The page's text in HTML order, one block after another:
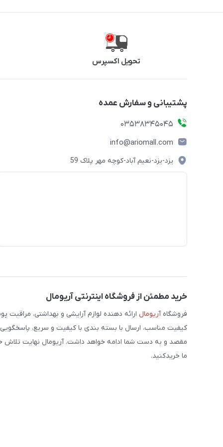
تحویل اکسپرس
پشتیبانی و سفارش عمده
03538345045
info@ariomall.com
یزد-یزد-نعیم آباد-کوچه مهر پلاک 59
خرید مطمئن از فروشگاه اینترنتی آریومال
فروشگاهآریومال ارائه دهنده لوازم آرایشی و بهداشتی،
کیفیت مناسب، ارسال با بسته بندی با کیفیت و سریع،
مقصد و به دست شما ادامه خواهد داشت. آریومال نهایت تلاش
ما خریدکنید.